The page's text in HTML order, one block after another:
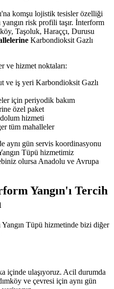
komşu lojistik tesisler özelliği
risk profili taşır. İnterform
Taşoluk, Haraççı, Durusu
Karbondioksit Gazlı
ve hizmet noktaları:
ve iş yeri Karbondioksit Gazlı
için periyodik bakım
özel paket
hizmeti
tüm mahalleler
aynı gün servis koordinasyonu
Tüpü hizmetimiz
olursa Anadolu ve Avrupa
Yangın'ı Tercih
Tüpü hizmetinde bizi diğer
içinde ulaşıyoruz. Acil durumda
ve çevresi için aynı gün